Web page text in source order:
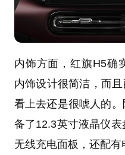
内饰方面，红旗H5确
内饰设计很简洁，而
看上去还是很唬人的
备了12.3英寸液晶仪
无线充电面板，还配有